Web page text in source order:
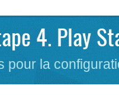
4. Play
pour la